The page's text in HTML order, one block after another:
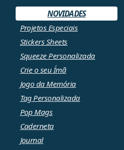
NOVIDADES
Projetos Especiais
Stickers Sheets
Squeeze Personalizada
Crie o seu Ímã
Jogo da Memória
Tag Personalizada
Pop Mags
Caderneta
Journal